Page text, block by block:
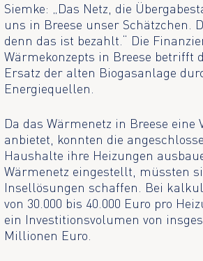
Siemke: „Das Netz, die
uns in Breese unser Schätzchen.
denn das ist bezahlt.“ Die
Wärmekonzepts in Breese betrifft
Ersatz der alten Biogasanlage
Energiequellen.
Da das Wärmenetz in Breese eine
anbietet, konnten die
Haushalte ihre Heizungen
Wärmenetz eingestellt, müssten
Insellösungen schaffen. Bei
von 30.000 bis 40.000 Euro pro
ein Investitionsvolumen von
Millionen Euro.